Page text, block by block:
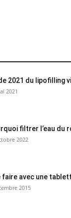
2021 du lipofilling
2021
filtrer l’eau du
2022
faire avec une
2015